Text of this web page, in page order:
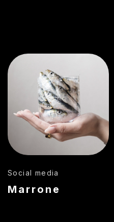
Social media
Marrone